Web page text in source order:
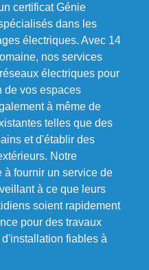
certificat Génie
dans les
électriques. Avec 14
nos services
électriques pour
de vos espaces
à même de
telles que des
et d'établir des
Notre
fournir un service de
à ce que leurs
soient rapidement
pour des travaux
fiables à